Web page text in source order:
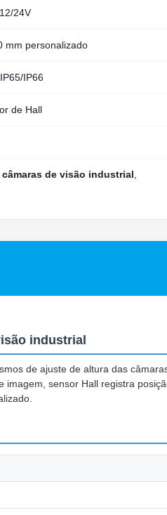
24V
mm personalizado
IP66
de Hall
de visão industrial
industrial
de ajuste de altura das
imagem, sensor Hall registra